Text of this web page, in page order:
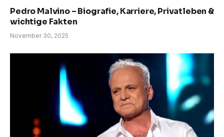
Pedro Malvino – Biografie, Karriere, Privatleben &
wichtige Fakten
November 30, 2025